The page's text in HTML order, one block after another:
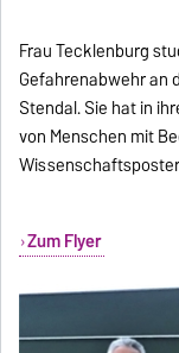
Frau Tecklenburg
Gefahrenabwehr an
Stendal. Sie hat in
von Menschen mit
Zum Flyer